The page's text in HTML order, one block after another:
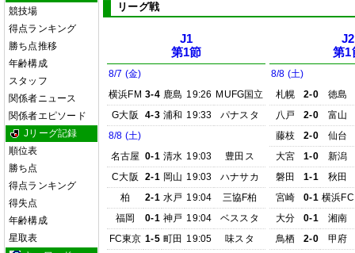
競技場
得点ランキング
勝ち点推移
年齢構成
スタッフ
関係者ニュース
関係者エピソード
Jリーグ記録
順位表
勝ち点
得点ランキング
得失点
年齢構成
星取表
リーグ戦
J1
第1節
8/7 (金)
横浜FM 3-4 鹿島 19:26 MUFG国立
G大阪
4-3 浦和 19:33
パナスタ
8/8 (土)
名古屋 0-1 清水 19:03
豊田ス
C大阪
2-1 岡山 19:03
ハナサカ
柏
2-1 水戸 19:04
三協F柏
福岡
0-1 神戸 19:04
ベススタ
FC東京 1-5 町田 19:05
味スタ
J2
第1
8/8 (土)
札幌
2-0
徳島
八戸
2-0
富山
藤枝
2-0
仙台
大宮
1-0
新潟
磐田
1-1
秋田
宮崎
0-1 横浜FC
大分
0-1
湘南
鳥栖
2-0
甲府